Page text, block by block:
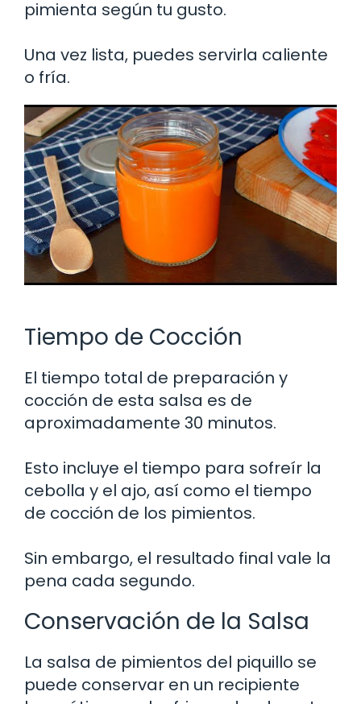
pimienta según tu gusto.
Una vez lista, puedes servirla caliente
o fría.
Tiempo de Cocción
El tiempo total de preparación y
cocción de esta salsa es de
aproximadamente 30 minutos.
Esto incluye el tiempo para sofreír la
cebolla y el ajo, así como el tiempo
de cocción de los pimientos.
Sin embargo, el resultado final vale la
pena cada segundo.
Conservación de la Salsa
La salsa de pimientos del piquillo se
puede conservar en un recipiente